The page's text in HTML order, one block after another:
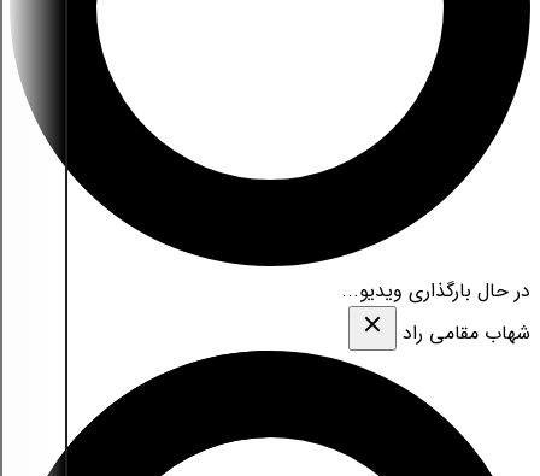
در حال بارگذاری ویدیو...
شهاب مقامی‌ راد